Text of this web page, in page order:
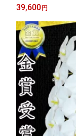
39,600 円